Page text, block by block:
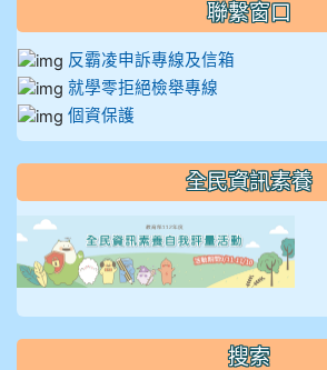
聯繫窗口
反霸凌申訴專線及信箱
就學零拒絕檢舉專線
個資保護
全民資訊素養
搜索